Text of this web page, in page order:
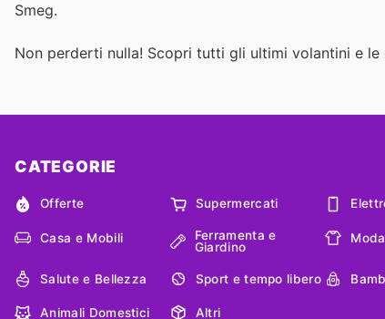
Smeg.
Non perderti nulla! Scopri tutti gli ultimi volantini e
CATEGORIE
Offerte Supermercati
Casa e Mobili
Ferramenta e
Giardino
Moda
Salute e Bellezza Sport e tempo libero
Animali Domestici Altri